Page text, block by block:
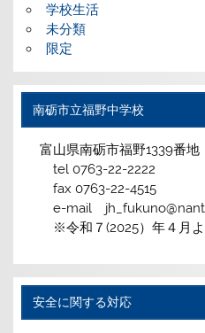
学校生活
未分類
限定
南砺市立福野中学校
富山県南砺市福野1339番地
tel 0763-22-2222
fax 0763-22-4515
e-mail
※令和７(2025）年４月よ
安全に関する対応